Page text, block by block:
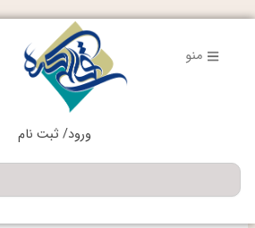
رفتن
منو
ورود/ ثبت نام
جستجو